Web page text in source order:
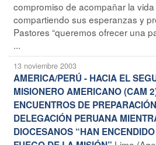
compromiso de acompañar la
compartiendo sus esperanzas y
Pastores “queremos ofrecer una
...
13 noviembre 2003
AMERICA/PERÚ - HACIA EL
MISIONERO AMERICANO (CAM
ENCUENTROS DE
DELEGACIÓN PERUANA
DIOCESANOS “HAN